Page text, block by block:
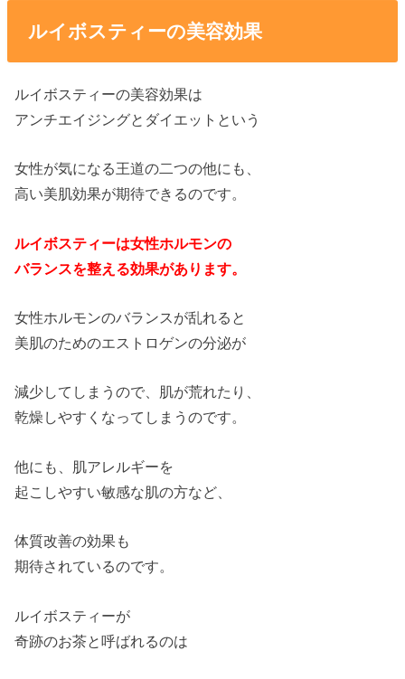
ルイボスティーの美容効果
ルイボスティーの美容効果は
アンチエイジングとダイエットという
女性が気になる王道の二つの他にも、
高い美肌効果が期待できるのです。
ルイボスティーは女性ホルモンの
バランスを整える効果があります。
女性ホルモンのバランスが乱れると
美肌のためのエストロゲンの分泌が
減少してしまうので、肌が荒れたり、
乾燥しやすくなってしまうのです。
他にも、肌アレルギーを
起こしやすい敏感な肌の方など、
体質改善の効果も
期待されているのです。
ルイボスティーが
奇跡のお茶と呼ばれるのは